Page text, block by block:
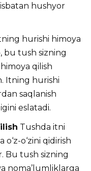
hushyor
hurishi himoya
bu tush sizning
qilish
Itning hurishi
saqlanish
eslatadi.
Tushda itni
o‘z-o‘zini qidirish
Bu tush sizning
noma’lumliklarga